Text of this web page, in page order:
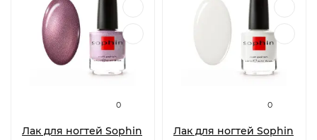
0
Лак для ногтей Sophin
0
Лак для ногтей Sophin